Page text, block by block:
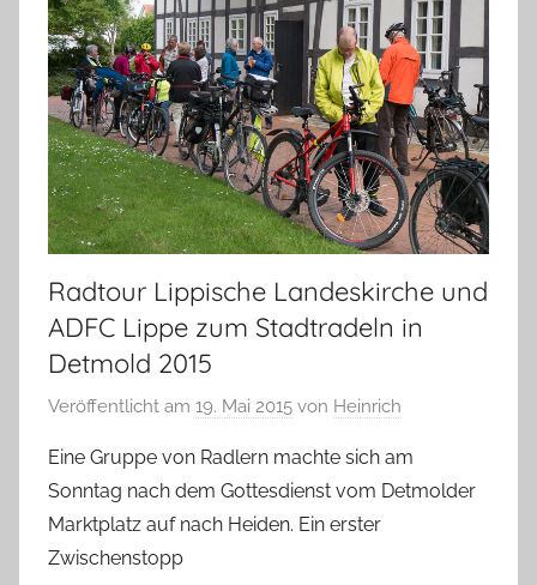
Radtour Lippische Landeskirche und
ADFC Lippe zum Stadtradeln in
Detmold 2015
Veröffentlicht am 19. Mai 2015 von Heinrich
Eine Gruppe von Radlern machte sich am
Sonntag nach dem Gottesdienst vom Detmolder
Marktplatz auf nach Heiden. Ein erster
Zwischenstopp